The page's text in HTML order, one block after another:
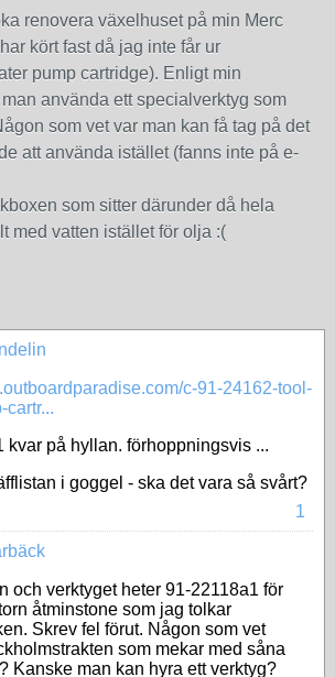
renovera växelhuset på min Merc
kört fast då jag inte får ur
pump cartridge). Enligt min
använda ett specialverktyg som
som vet var man kan få tag på det
att använda istället (fanns inte på e-
som sitter därunder då hela
med vatten istället för olja :(
c-91-24162-tool-
cartr...
kvar på hyllan. förhoppningsvis ...
i goggel - ska det vara så svårt?
1
och verktyget heter 91-22118a1 för
åtminstone som jag tolkar
Skrev fel förut. Någon som vet
som mekar med såna
Kanske man kan hyra ett verktyg?